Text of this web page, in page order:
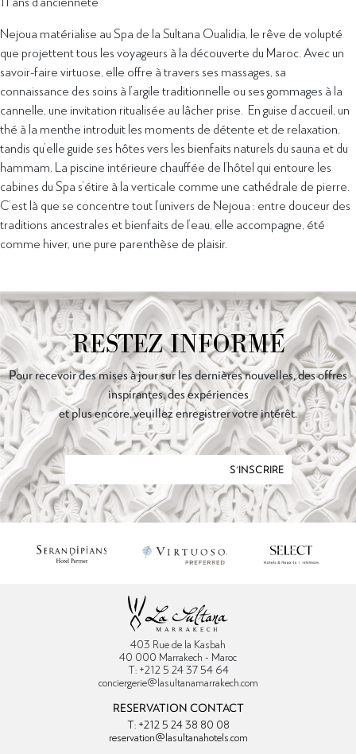
Nejoua matérialise au Spa de la Sultana Oualidia, le rêve de volupté
que projettent tous les voyageurs à la découverte du Maroc. Avec un
savoir-faire virtuose, elle offre à travers ses massages, sa
connaissance des soins à l’argile traditionnelle ou ses gommages à la
cannelle, une invitation ritualisée au lâcher prise. En guise d’accueil, un
thé à la menthe introduit les moments de détente et de relaxation,
tandis qu’elle guide ses hôtes vers les bienfaits naturels du sauna et du
hammam. La piscine intérieure chauffée de l’hôtel qui entoure les
cabines du Spa s’étire à la verticale comme une cathédrale de pierre.
C’est là que se concentre tout l’univers de Nejoua : entre douceur des
traditions ancestrales et bienfaits de l’eau, elle accompagne, été
comme hiver, une pure parenthèse de plaisir.
RESTEZ INFORMÉ
Pour recevoir des mises à jour sur les dernières nouvelles, des offres
inspirantes, des expériences
et plus encore, veuillez enregistrer votre intérêt.
S'INSCRIRE
403 Rue de la Kasbah
40 000 Marrakech - Maroc
T: +212 5 24 37 54 64
conciergerie@lasultanamarrakech.com
RESERVATION CONTACT
T: +212 5 24 38 80 08
reservation@lasultanahotels.com